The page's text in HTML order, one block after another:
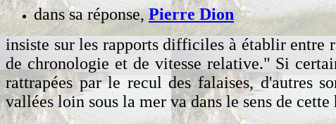
dans sa réponse,Pierre Dion
insiste sur les rapports difficiles à établir entre
de chronologie et de vitesse relative." Si
rattrapées par le recul des falaises, d'autres
vallées loin sous la mer va dans le sens de cette